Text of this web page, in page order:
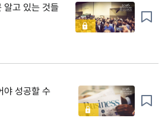
알고 있는 것들
야 성공할 수